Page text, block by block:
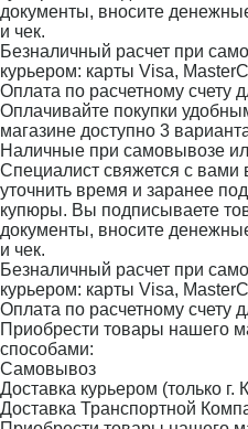
документы, вносите
и чек.
Безналичный расчет при
курьером: карты Visa,
Оплата по расчетному счету
Оплачивайте покупки
магазине доступно 3
Наличные при самовывозе
Специалист свяжется с вами
уточнить время и заранее
купюры. Вы подписываете
документы, вносите
и чек.
Безналичный расчет при
курьером: карты Visa,
Оплата по расчетному счету
Приобрести товары нашего
способами:
Самовывоз
Доставка курьером (только г.
Доставка Транспортной